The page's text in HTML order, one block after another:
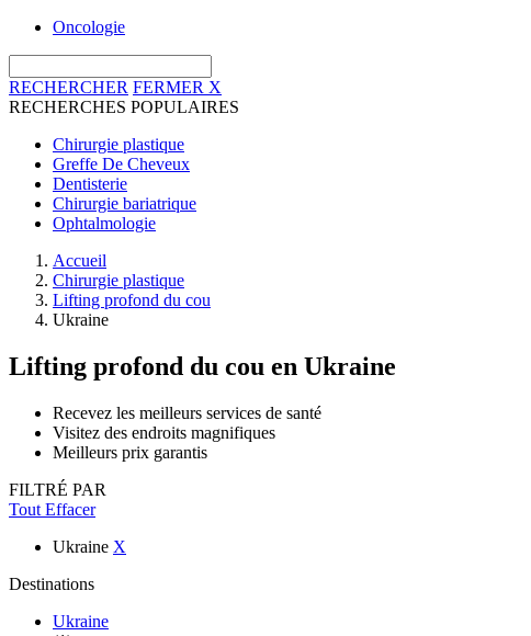
Oncologie
RECHERCHER FERMER X
RECHERCHES POPULAIRES
Chirurgie plastique
Greffe De Cheveux
Dentisterie
Chirurgie bariatrique
Ophtalmologie
Accueil
Chirurgie plastique
Lifting profond du cou
Ukraine
Lifting profond du cou en Ukraine
Recevez les meilleurs services de santé
Visitez des endroits magnifiques
Meilleurs prix garantis
FILTRÉ PAR
Tout Effacer
Ukraine X
Destinations
Ukraine